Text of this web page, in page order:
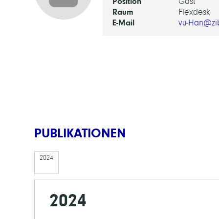
Raum Flexdesk
E-Mail vu-
PUBLIKATIONEN
2024
2024